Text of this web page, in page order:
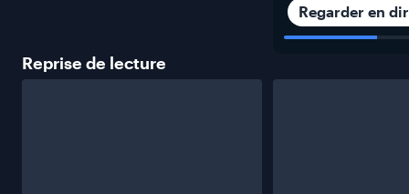
Regarder en
Reprise de lecture